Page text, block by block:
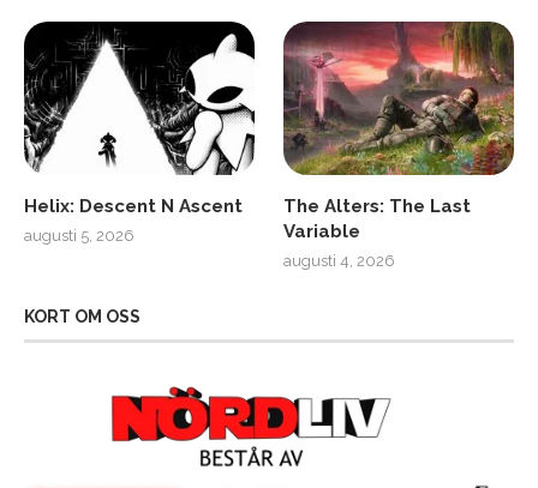
Helix: Descent N Ascent
augusti 5, 2026
The Alters: The Last
Variable
augusti 4, 2026
KORT OM OSS